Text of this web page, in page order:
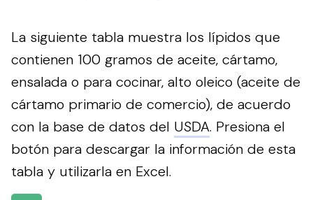
La siguiente tabla muestra los lípidos que
contienen 100 gramos de aceite, cártamo,
ensalada o para cocinar, alto oleico (aceite de
cártamo primario de comercio), de acuerdo
con la base de datos del USDA. Presiona el
botón para descargar la información de esta
tabla y utilizarla en Excel.